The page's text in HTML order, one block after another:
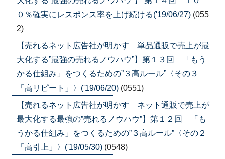
０％確実にレスポンス率を上げ続ける('19/06/27) (055
2)
【売れるネット広告社が明かす 単品通販で売上が最
大化する”最強の売れるノウハウ”】第１３回 「もう
かる仕組み」をつくるための”３高ルール”〈その３
「高リピート」〉('19/06/20) (0551)
【売れるネット広告社が明かす ネット通販で売上が
最大化する最強の”売れるノウハウ”】第１２回 「も
うかる仕組み」をつくるための”３高ルール”〈その２
「高引上」〉('19/05/30) (0548)